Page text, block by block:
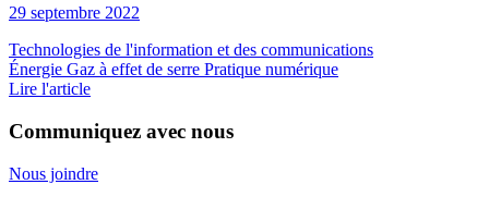
29 septembre 2022
Technologies de l'information et des communications
Énergie Gaz à effet de serre Pratique numérique
Lire l'article
Communiquez avec nous
Nous joindre